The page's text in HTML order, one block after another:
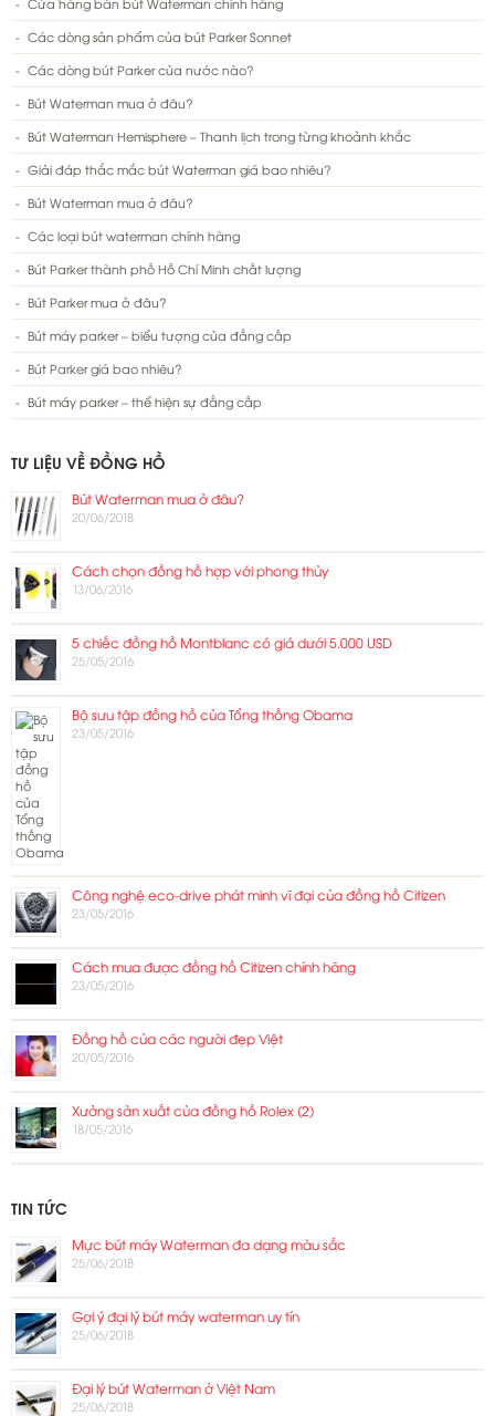
Cửa hàng bán bút Waterman chính hãng
Các dòng sản phẩm của bút Parker Sonnet
Các dòng bút Parker của nước nào?
Bút Waterman mua ở đâu?
Bút Waterman Hemisphere – Thanh lịch trong từng khoảnh khắc
Giải đáp thắc mắc bút Waterman giá bao nhiêu?
Bút Waterman mua ở đâu?
Các loại bút waterman chính hãng
Bút Parker thành phố Hồ Chí Minh chất lượng
Bút Parker mua ở đâu?
Bút máy parker – biểu tượng của đẳng cấp
Bút Parker giá bao nhiêu?
Bút máy parker – thể hiện sự đẳng cấp
TƯ LIỆU VỀ ĐỒNG HỒ
Bút Waterman mua ở đâu?
20/06/2018
Cách chọn đồng hồ hợp với phong thủy
13/06/2016
5 chiếc đồng hồ Montblanc có giá dưới 5.000 USD
25/05/2016
Bộ sưu tập đồng hồ của Tổng thống Obama
23/05/2016
Công nghệ eco-drive phát minh vĩ đại của đồng hồ Citizen
23/05/2016
Cách mua được đồng hồ Citizen chính hãng
23/05/2016
Đồng hồ của các người đẹp Việt
20/05/2016
Xưởng sản xuất của đồng hồ Rolex (2)
18/05/2016
TIN TỨC
Mực bút máy Waterman đa dạng màu sắc
25/06/2018
Gợi ý đại lý bút máy waterman uy tín
25/06/2018
Đại lý bút Waterman ở Việt Nam
25/06/2018